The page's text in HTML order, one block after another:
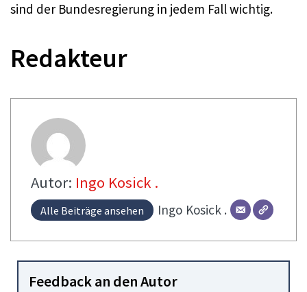
sind der Bundesregierung in jedem Fall wichtig.
Redakteur
Autor: Ingo Kosick .
Alle Beiträge ansehen Ingo Kosick .
Feedback an den Autor